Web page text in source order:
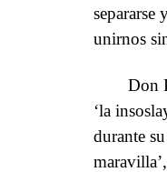
separarse
unirnos
Don
‘la
durante